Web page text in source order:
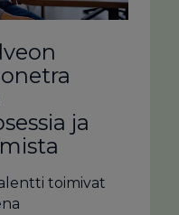
ja
toimivat